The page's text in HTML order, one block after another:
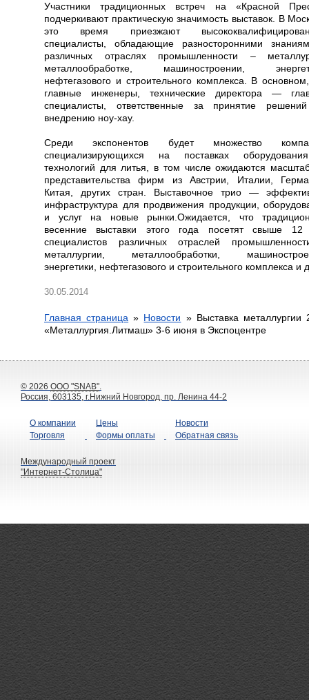
Участники традиционных встреч на «Красной
подчеркивают практическую значимость выставок. В
это время приезжают
специалисты, обладающие разносторонними
различных отраслях промышленности –
металлообработке, машиностроении,
нефтегазового и строительного комплекса. В
главные инженеры, технические директора —
специалисты, ответственные за принятие
внедрению ноу-хау.
Среди экспонентов будет множество
специализирующихся на поставках
технологий для литья, в том числе ожидаются
представительства фирм из Австрии, Италии,
Китая, других стран. Выставочное трио —
инфраструктура для продвижения продукции,
и услуг на новые рынки.Ожидается, что
весенние выставки этого года посетят свыше 12
специалистов различных отраслей
металлургии, металлообработки,
энергетики, нефтегазового и строительного комплекса и
30.05.2014
Главная страница » Новости »Выставка металлургии
«Металлургия.Литмаш» 3-6 июня в Экспоцентре
© 2026 ООО "SNAB".
Россия, 603135, г.Нижний Новгород, пр. Ленина 44-2
О компании
Торговля
Цены
Формы оплаты
Новости
Обратная связь
Международный проект
"Интернет-Столица"